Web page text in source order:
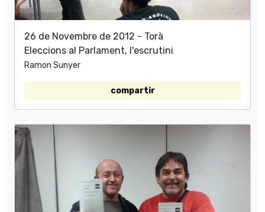
26 de Novembre de 2012 - Torà
Eleccions al Parlament, l'escrutini
Ramon Sunyer
compartir